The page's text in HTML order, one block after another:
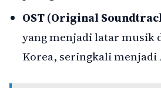
OST (Original
yang menjadi latar musik
Korea, seringkali menjadi